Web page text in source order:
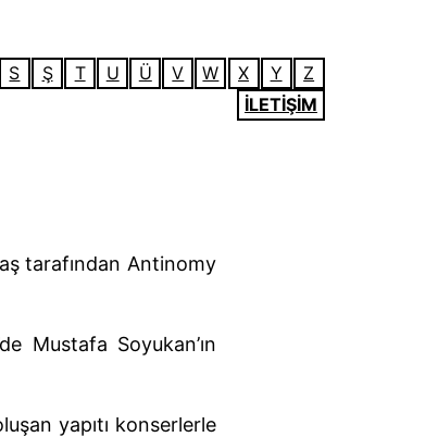
S Ş T U Ü V W X Y
Z
İLETİŞİM
tarafından Antinomy
Mustafa Soyukan’ın
yapıtı konserlerle